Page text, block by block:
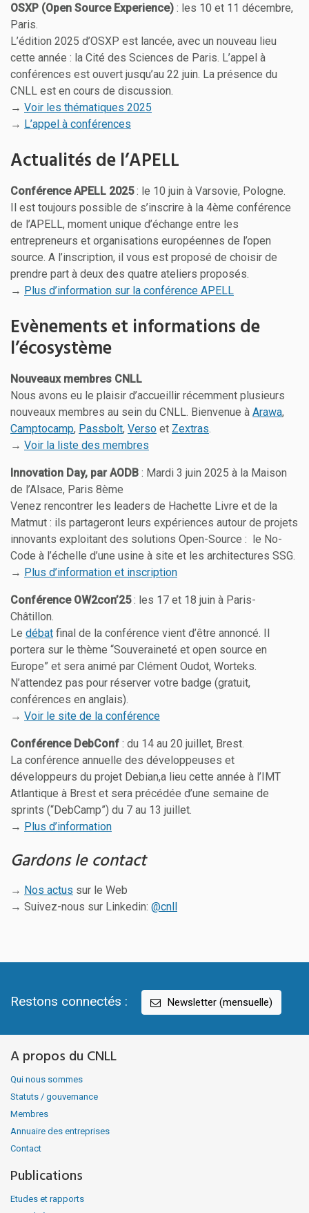
OSXP (Open Source Experience) : les 10 et 11 décembre,
Paris.
L’édition 2025 d’OSXP est lancée, avec un nouveau lieu
cette année : la Cité des Sciences de Paris. L’appel à
conférences est ouvert jusqu’au 22 juin. La présence du
CNLL est en cours de discussion.
→ Voir les thématiques 2025
→ L’appel à conférences
Actualités de l’APELL
Conférence APELL 2025: le 10 juin à Varsovie, Pologne.
Il est toujours possible de s’inscrire à la 4ème conférence
de l’APELL, moment unique d’échange entre les
entrepreneurs et organisations européennes de l’open
source. A l’inscription, il vous est proposé de choisir de
prendre part à deux des quatre ateliers proposés.
→ Plus d’information sur la conférence APELL
Evènements et informations de
l’écosystème
Nouveaux membres CNLL
Nous avons eu le plaisir d’accueillir récemment plusieurs
nouveaux membres au sein du CNLL. Bienvenue à Arawa,
Camptocamp, Passbolt, Verso et Zextras.
→ Voir la liste des membres
Innovation Day, par AODB : Mardi 3 juin 2025 à la Maison
de l’Alsace, Paris 8ème
Venez rencontrer les leaders de Hachette Livre et de la
Matmut : ils partageront leurs expériences autour de projets
innovants exploitant des solutions Open-Source : le No-
Code à l’échelle d’une usine à site et les architectures SSG.
→ Plus d’information et inscription
Conférence OW2con’25: les 17 et 18 juin à Paris-
Châtillon.
Le débat final de la conférence vient d’être annoncé. Il
portera sur le thème “Souveraineté et open source en
Europe” et sera animé par Clément Oudot, Worteks.
N’attendez pas pour réserver votre badge (gratuit,
conférences en anglais).
→ Voir le site de la conférence
Conférence DebConf : du 14 au 20 juillet, Brest.
La conférence annuelle des développeuses et
développeurs du projet Debian,a lieu cette année à l’IMT
Atlantique à Brest et sera précédée d’une semaine de
sprints (“DebCamp”) du 7 au 13 juillet.
→ Plus d’information
Gardons le contact
→ Nos actus sur le Web
→ Suivez-nous sur Linkedin: @cnll
Restons connectés : Newsletter (mensuelle)
A propos du CNLL
Qui nous sommes
Statuts / gouvernance
Membres
Annuaire des entreprises
Contact
Publications
Etudes et rapports